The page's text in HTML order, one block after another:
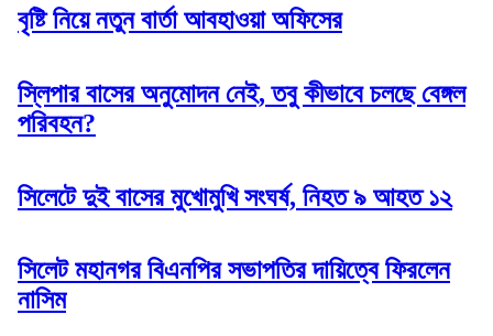
বৃষ্টি নিয়ে নতুন বার্তা আবহাওয়া অফিসের
স্লিপার বাসের অনুমোদন নেই, তবু কীভাবে চলছে বেঙ্গল
পরিবহন?
সিলেটে দুই বাসের মুখোমুখি সংঘর্ষ, নিহত ৯ আহত ১২
সিলেট মহানগর বিএনপির সভাপতির দায়িত্বে ফিরলেন
নাসিম